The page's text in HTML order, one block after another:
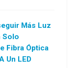
Más Luz
Solo
Fibra Óptica
Un LED